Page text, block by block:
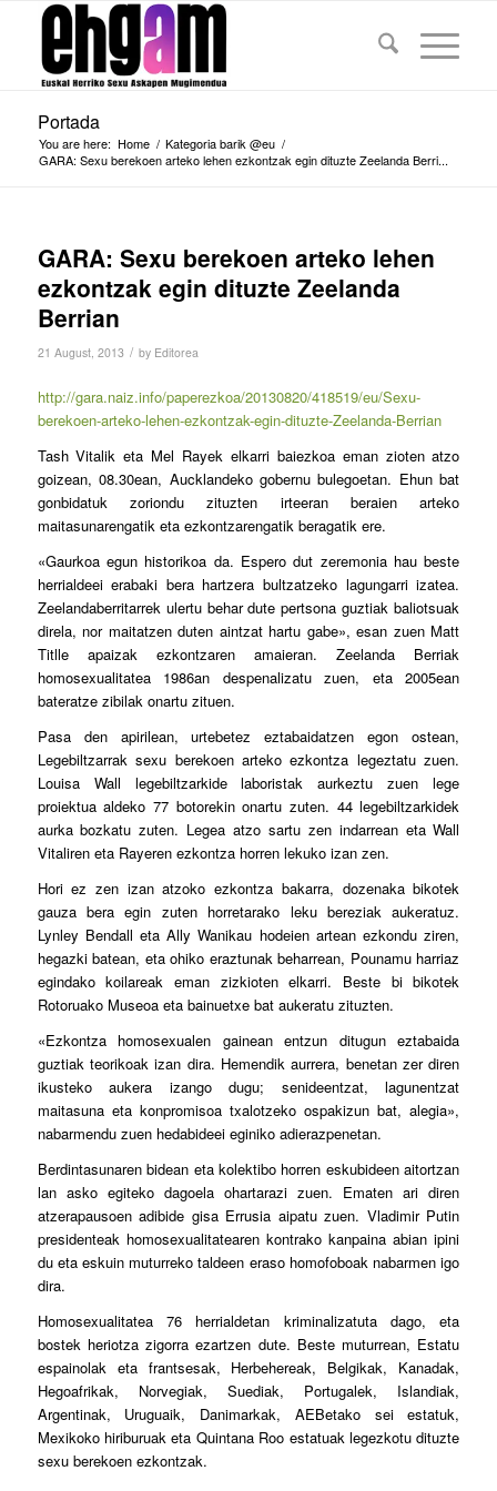
Portada
You are here: Home / Kategoria barik @eu /
GARA: Sexu berekoen arteko lehen ezkontzak egin dituzte Zeelanda Berri...
GARA: Sexu berekoen arteko lehen
ezkontzak egin dituzte Zeelanda
Berrian
21 August, 2013 / by Editorea
http://gara.naiz.info/paperezkoa/20130820/418519/eu/Sexu-
berekoen-arteko-lehen-ezkontzak-egin-dituzte-Zeelanda-Berrian
Tash Vitalik eta Mel Rayek elkarri baiezkoa eman zioten atzo
goizean, 08.30ean, Aucklandeko gobernu bulegoetan. Ehun bat
gonbidatuk zoriondu zituzten irteeran beraien arteko
maitasunarengatik eta ezkontzarengatik beragatik ere.
«Gaurkoa egun historikoa da. Espero dut zeremonia hau beste
herrialdeei erabaki bera hartzera bultzatzeko lagungarri izatea.
Zeelandaberritarrek ulertu behar dute pertsona guztiak baliotsuak
direla, nor maitatzen duten aintzat hartu gabe», esan zuen Matt
Titlle apaizak ezkontzaren amaieran. Zeelanda Berriak
homosexualitatea 1986an despenalizatu zuen, eta 2005ean
bateratze zibilak onartu zituen.
Pasa den apirilean, urtebetez eztabaidatzen egon ostean,
Legebiltzarrak sexu berekoen arteko ezkontza legeztatu zuen.
Louisa Wall legebiltzarkide laboristak aurkeztu zuen lege
proiektua aldeko 77 botorekin onartu zuten. 44 legebiltzarkidek
aurka bozkatu zuten. Legea atzo sartu zen indarrean eta Wall
Vitaliren eta Rayeren ezkontza horren lekuko izan zen.
Hori ez zen izan atzoko ezkontza bakarra, dozenaka bikotek
gauza bera egin zuten horretarako leku bereziak aukeratuz.
Lynley Bendall eta Ally Wanikau hodeien artean ezkondu ziren,
hegazki batean, eta ohiko eraztunak beharrean, Pounamu harriaz
egindako koilareak eman zizkioten elkarri. Beste bi bikotek
Rotoruako Museoa eta bainuetxe bat aukeratu zituzten.
«Ezkontza homosexualen gainean entzun ditugun eztabaida
guztiak teorikoak izan dira. Hemendik aurrera, benetan zer diren
ikusteko aukera izango dugu; senideentzat, lagunentzat
maitasuna eta konpromisoa txalotzeko ospakizun bat, alegia»,
nabarmendu zuen hedabideei eginiko adierazpenetan.
Berdintasunaren bidean eta kolektibo horren eskubideen aitortzan
lan asko egiteko dagoela ohartarazi zuen. Ematen ari diren
atzerapausoen adibide gisa Errusia aipatu zuen. Vladimir Putin
presidenteak homosexualitatearen kontrako kanpaina abian ipini
du eta eskuin muturreko taldeen eraso homofoboak nabarmen igo
dira.
Homosexualitatea 76 herrialdetan kriminalizatuta dago, eta
bostek heriotza zigorra ezartzen dute. Beste muturrean, Estatu
espainolak eta frantsesak, Herbehereak, Belgikak, Kanadak,
Hegoafrikak, Norvegiak, Suediak, Portugalek, Islandiak,
Argentinak, Uruguaik, Danimarkak, AEBetako sei estatuk,
Mexikoko hiriburuak eta Quintana Roo estatuak legezkotu dituzte
sexu berekoen ezkontzak.